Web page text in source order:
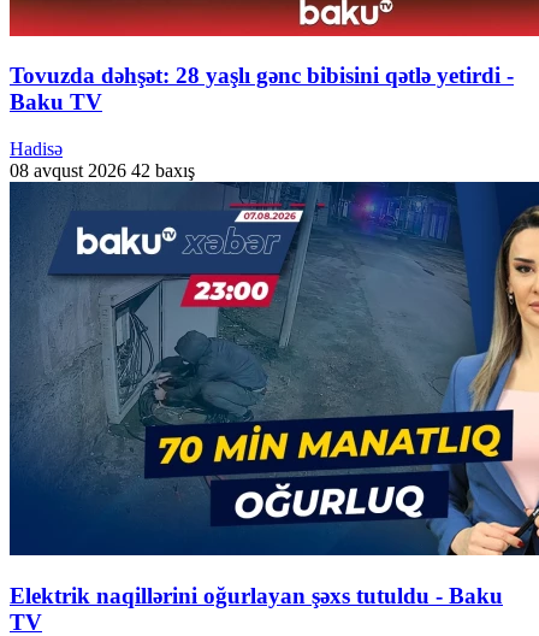
Tovuzda dəhşət: 28 yaşlı gənc bibisini qətlə yetirdi -
Baku TV
Hadisə
08 avqust 2026 42 baxış
Elektrik naqillərini oğurlayan şəxs tutuldu - Baku
TV